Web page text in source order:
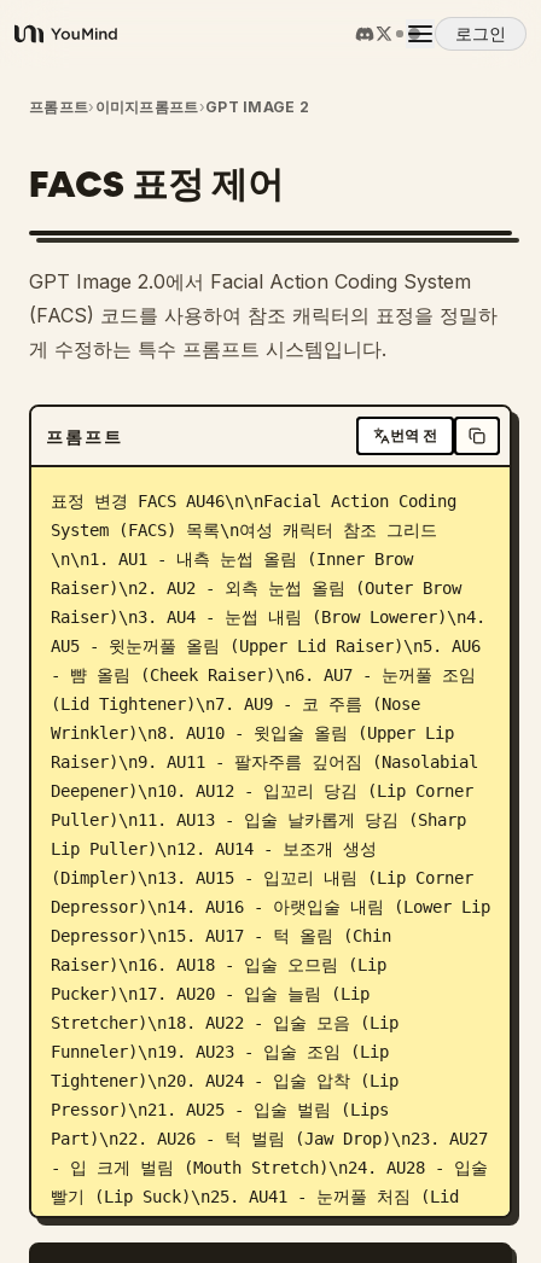
YouMind
로그인
개요
사용 사례
프롬프트
가격
다운로드
블로그
업데이트
프롬프트› 이미지프롬프트›GPT IMAGE 2
FACS 표정 제어
GPT Image 2.0에서 Facial Action Coding System
(FACS) 코드를 사용하여 참조 캐릭터의 표정을 정밀하
게 수정하는 특수 프롬프트 시스템입니다.
프롬프트 번역 전
표정 변경 FACS AU46\n\nFacial Action Coding
System (FACS) 목록\n여성 캐릭터 참조 그리드
\n\n1. AU1 - 내측 눈썹 올림 (Inner Brow
Raiser)\n2. AU2 - 외측 눈썹 올림 (Outer Brow
Raiser)\n3. AU4 - 눈썹 내림 (Brow Lowerer)\n4.
AU5 - 윗눈꺼풀 올림 (Upper Lid Raiser)\n5. AU6
- 뺨 올림 (Cheek Raiser)\n6. AU7 - 눈꺼풀 조임
(Lid Tightener)\n7. AU9 - 코 주름 (Nose
Wrinkler)\n8. AU10 - 윗입술 올림 (Upper Lip
Raiser)\n9. AU11 - 팔자주름 깊어짐 (Nasolabial
Deepener)\n10. AU12 - 입꼬리 당김 (Lip Corner
Puller)\n11. AU13 - 입술 날카롭게 당김 (Sharp
Lip Puller)\n12. AU14 - 보조개 생성
(Dimpler)\n13. AU15 - 입꼬리 내림 (Lip Corner
Depressor)\n14. AU16 - 아랫입술 내림 (Lower Lip
Depressor)\n15. AU17 - 턱 올림 (Chin
Raiser)\n16. AU18 - 입술 오므림 (Lip
Pucker)\n17. AU20 - 입술 늘림 (Lip
Stretcher)\n18. AU22 - 입술 모음 (Lip
Funneler)\n19. AU23 - 입술 조임 (Lip
Tightener)\n20. AU24 - 입술 압착 (Lip
Pressor)\n21. AU25 - 입술 벌림 (Lips
Part)\n22. AU26 - 턱 벌림 (Jaw Drop)\n23. AU27
- 입 크게 벌림 (Mouth Stretch)\n24. AU28 - 입술
빨기 (Lip Suck)\n25. AU41 - 눈꺼풀 처짐 (Lid
Droop)\n26. AU42 - 눈 가늘게 뜨기 (Slit